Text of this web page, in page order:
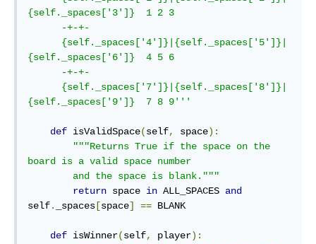
{self._spaces['3']}  1 2 3
{self._spaces['6']}  4 5 6
{self._spaces['9']}  7 8 9'''
def isValidSpace(self, space):
"""Returns True if the space on the
board is a valid space number
        and the space is blank."""
return space in ALL_SPACES and
self. _spaces [space] == BLANK
def isWinner(self, player):